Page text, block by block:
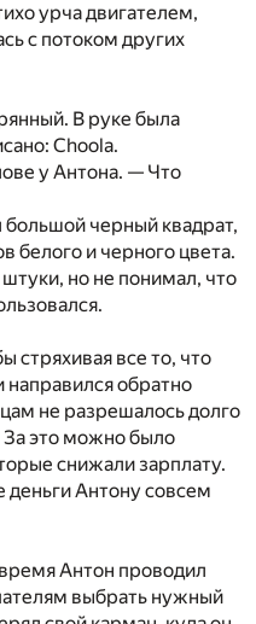
урча двигателем,
с потоком других
В руке была
Choola.
у Антона. — Что
черный квадрат,
белого и черного цвета.
но не понимал, что
стряхивая все то, что
направился обратно
не разрешалось долго
За это можно было
снижали зарплату.
деньги Антону совсем
Антон проводил
выбрать нужный